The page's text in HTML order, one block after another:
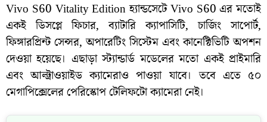
Vivo S60 Vitality Edition হ্যান্ডসেটে Vivo S60 এর মতোই
একই ডিসপ্লে ফিচার, ব্যাটারি ক্যাপাসিটি, চার্জিং সাপোর্ট,
ফিঙ্গারপ্রিন্ট সেন্সর, অপারেটিং সিস্টেম এবং কানেক্টিভিটি অপশন
দেওয়া হয়েছে। এছাড়া স্ট্যান্ডার্ড মডেলের মতো একই প্রাইমারি
এবং আল্ট্রাওয়াইড ক্যামেরাও পাওয়া যাবে। তবে এতে ৫০
মেগাপিক্সেলের পেরিস্কোপ টেলিফটো ক্যামেরা নেই।